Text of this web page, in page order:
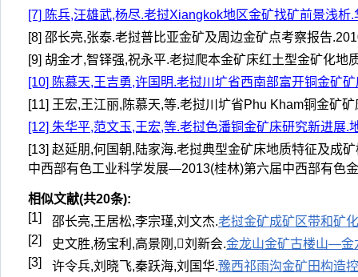
[7] 陈兵,汪雄武,杨尽.老挝Xiangkok地区金矿找矿前景浅析
[8] 邵长亮,张泰.老挝普比亚金矿及周边金矿点考察报告
[9] 胡金才,智铎强,祝永平.老挝爬本金矿床红土型金矿化
[10] 陈慕天,王吉勇,许国明.老挝川圹省西南部富开铜金矿
[11] 王宏,王江丽,陈慕天,等.老挝川圹省Phu Kham铜金矿
[12] 朱华平,范文玉,王宏,等.老挝色潘铜金矿床研究新进展.
[13] 赵延朋,何国朝,陆家海.老挝典型金矿床地质特征及成
中西部有色工业科学发展—2013(桂林)第六届中西部有色
相似文献(共20条):
[1]
邵长亮,王居松,李宗瑾,刘文杰.老挝金矿成矿区带和矿
[2]
史文胜,杨宝利,高景刚,刘新会.金龙山金矿古楼山—金
[3]
许令兵,刘晓飞,秦跃海,刘国华.豫西祁雨沟金矿田构造